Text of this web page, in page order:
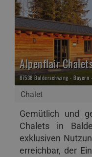
Chalet
Alpenflair
87538 Balderschwang - Bayern
Gemütlich und
Chalets in
exklusiven
erreichbar, der